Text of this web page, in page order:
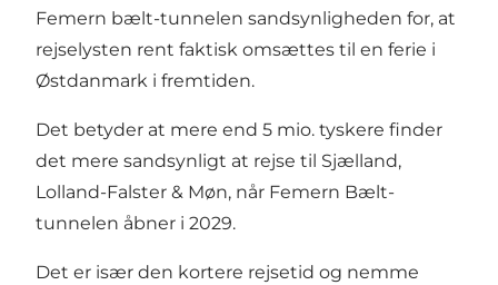
Femern bælt-tunnelen sandsynligheden for, at
rejselysten rent faktisk omsættes til en ferie i
Østdanmark i fremtiden.
Det betyder at mere end 5 mio. tyskere finder
det mere sandsynligt at rejse til Sjælland,
Lolland-Falster & Møn, når Femern Bælt-
tunnelen åbner i 2029.
Det er især den kortere rejsetid og nemme